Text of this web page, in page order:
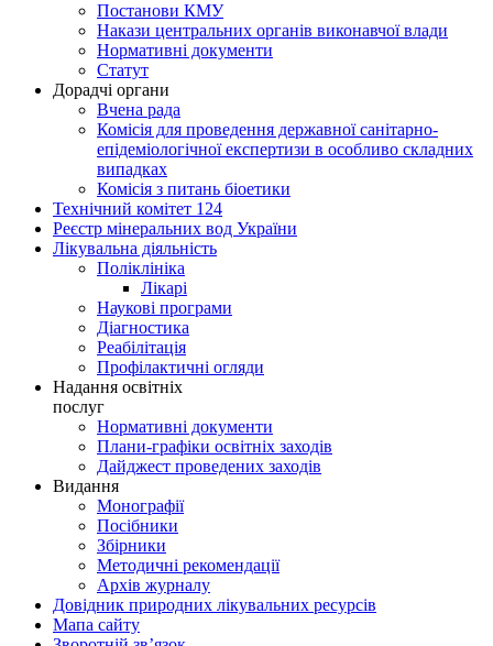
Постанови КМУ
Накази центральних органів виконавчої влади
Нормативні документи
Статут
Дорадчі органи
Вчена рада
Комісія для проведення державної санітарно-
епідеміологічної експертизи в особливо складних
випадках
Комісія з питань біоетики
Технічний комітет 124
Реєстр мінеральних вод України
Лікувальна діяльність
Поліклініка
Лікарі
Наукові програми
Діагностика
Реабілітація
Профілактичні огляди
Надання освітніх
послуг
Нормативні документи
Плани-графіки освітніх заходів
Дайджест проведених заходів
Видання
Монографії
Посібники
Збірники
Методичні рекомендації
Архів журналу
Довідник природних лікувальних ресурсів
Мапа сайту